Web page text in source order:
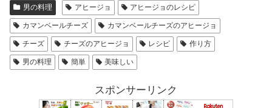
男の料理 アヒージョ アヒージョのレシピ
カマンベールチーズ カマンベールチーズのアヒージョ
チーズ チーズのアヒージョ レシピ 作り方
男の料理 簡単 美味しい
スポンサーリンク